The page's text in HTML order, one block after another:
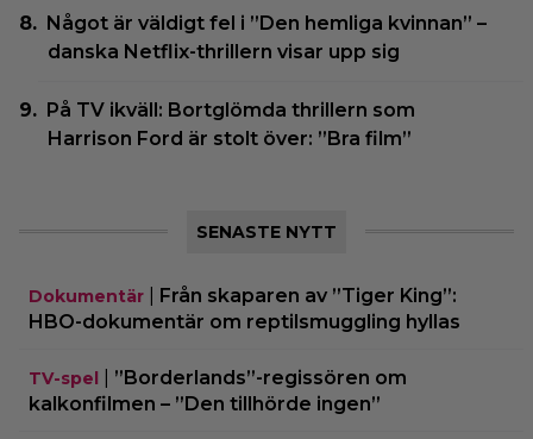
Något är väldigt fel i ”Den hemliga kvinnan” –
danska Netflix-thrillern visar upp sig
På TV ikväll: Bortglömda thrillern som
Harrison Ford är stolt över: ”Bra film”
SENASTE NYTT
Dokumentär
Från skaparen av ”Tiger King”:
HBO-dokumentär om reptilsmuggling hyllas
TV-spel
”Borderlands”-regissören om
kalkonfilmen – ”Den tillhörde ingen”